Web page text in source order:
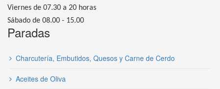
Viernes de 07.30 a 20 horas
Sábado de 08.00 - 15.00
Paradas
Charcutería, Embutidos, Quesos y Carne de Cerdo
Aceites de Oliva